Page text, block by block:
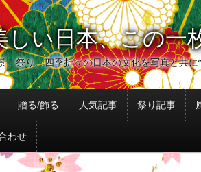
しい日本、この一
、祭り、四季折々の日本の文化を写真と共に
贈る/飾る 人気記事 祭り記事
わせ